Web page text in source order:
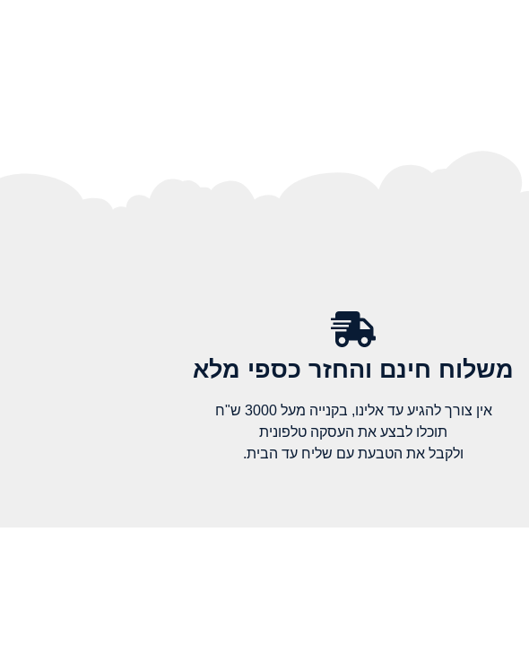
משלוח חינם והחזר כספי מלא​
אין צורך להגיע עד אלינו, בקנייה מעל 3000 ש"ח
תוכלו לבצע את העסקה טלפונית
ולקבל את הטבעת עם שליח עד הבית.